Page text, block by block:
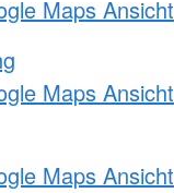
Maps Ansicht
Maps Ansicht
Maps Ansicht